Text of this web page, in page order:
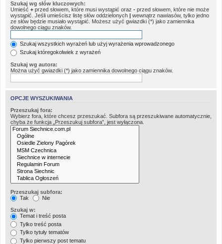
Szukaj wg słów kluczowych:
Umieść + przed słowem, które musi wystąpić oraz - przed słowem, które nie może
wystąpić. Jeśli umieścisz listę słów oddzielonych
wewnątrz nawiasów, tylko jedno
ze słów będzie musiało wystąpić. Możesz użyć gwiazdki (*) jako zamiennika
dowolnego ciągu znaków.
Szukaj wszystkich wyrażeń lub użyj wyrażenia wprowadzonego
Szukaj któregokolwiek z wyrażeń
Szukaj wg autora:
Można użyć gwiazdki (*) jako zamiennika dowolnego ciągu znaków.
OPCJE WYSZUKIWANIA
Przeszukaj fora:
Wybierz fora, które chcesz przeszukać. Subfora są przeszukiwane automatycznie,
chyba że funkcja „Przeszukuj subfora”, jest wyłączona.
Przeszukaj subfora:
Tak
Nie
Szukaj w:
Temat i treść posta
Tylko treść posta
Tylko tytuły tematów
Tylko pierwszy post tematu